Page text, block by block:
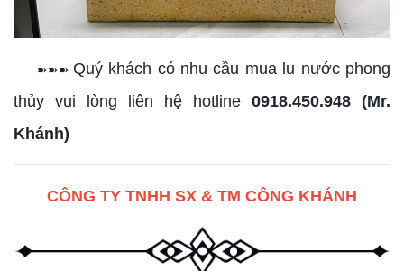
➽➽➽ Quý khách có nhu cầu mua lu nước phong
thủy vui lòng liên hệ hotline 0918.450.948 (Mr.
Khánh)
CÔNG TY TNHH SX & TM CÔNG KHÁNH